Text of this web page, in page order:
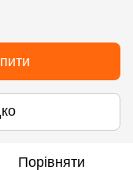
Порівняти